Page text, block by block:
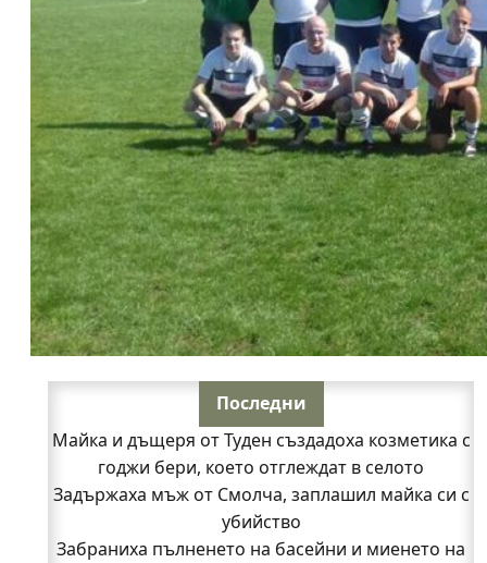
Последни
Майка и дъщеря от Туден създадоха козметика с
годжи бери, което отглеждат в селото
Задържаха мъж от Смолча, заплашил майка си с
убийство
Забраниха пълненето на басейни и миенето на